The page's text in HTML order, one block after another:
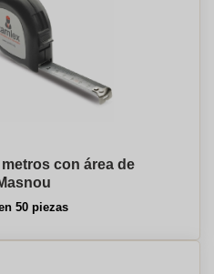
con área de
50 piezas